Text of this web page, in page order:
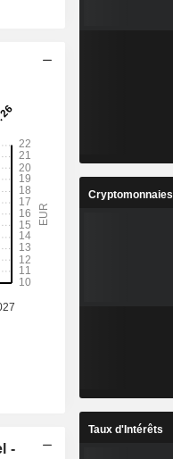
-
Cryptomonnaies
Taux d'Intérêts